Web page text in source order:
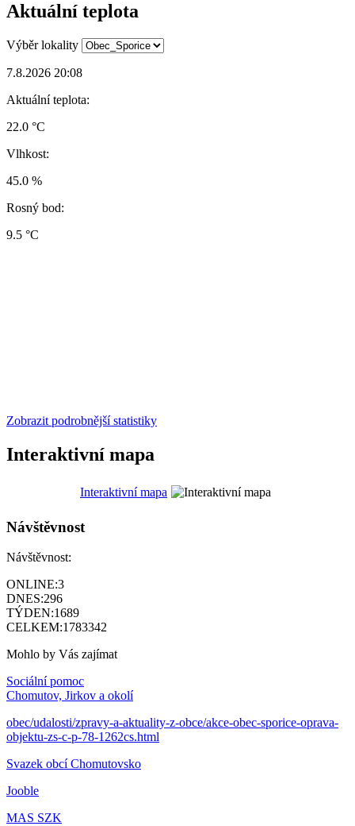
Aktuální teplota
Výběr lokality
7.8.2026 20:08
Aktuální teplota:
22.0 °C
Vlhkost:
45.0 %
Rosný bod:
9.5 °C
Zobrazit podrobnější statistiky
Interaktivní mapa
Interaktivní mapa
Návštěvnost
Návštěvnost:
ONLINE:3
DNES:296
TÝDEN:1689
CELKEM:1783342
Mohlo by Vás zajímat
Sociální pomoc
Chomutov, Jirkov a okolí
obec/udalosti/zpravy-a-aktuality-z-obce/akce-obec-sporice-oprava-
objektu-zs-c-p-78-1262cs.html
Svazek obcí Chomutovsko
Jooble
MAS SZK